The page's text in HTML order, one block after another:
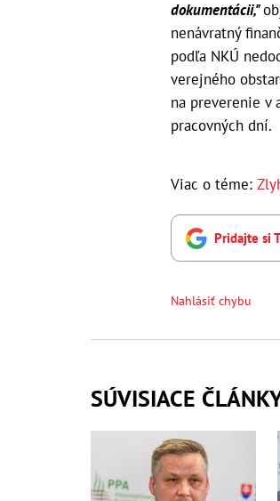
dokumentácii,"
nenávratný
podľa NKÚ
verejného
na preverenie v
pracovných dní.
Viac o téme:
Pridajte si
Nahlásiť chybu
SÚVISIACE